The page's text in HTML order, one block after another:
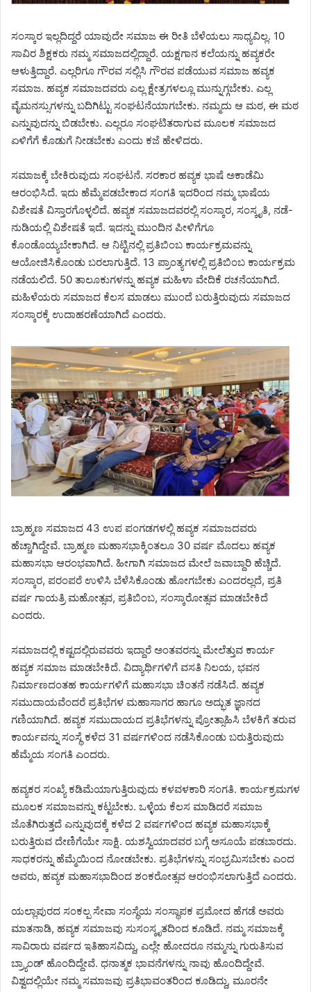
ಸಂಸ್ಕಾರ ಇಲ್ಲದಿದ್ದರೆ ಯಾವುದೇ ಸಮಾಜ ಈ ರೀತಿ ಬೆಳೆಯಲು ಸಾಧ್ಯವಿಲ್ಲ. 10
ಸಾವಿರ ಶಿಕ್ಷಕರು ನಮ್ಮ ಸಮಾಜದಲ್ಲಿದ್ದಾರೆ. ಯಕ್ಷಗಾನ ಕಲೆಯನ್ನು ಹವ್ಯಕರೇ
ಆಳುತ್ತಿದ್ದಾರೆ. ಎಲ್ಲರಿಗೂ ಗೌರವ ಸಲ್ಲಿಸಿ ಗೌರವ ಪಡೆಯುವ ಸಮಾಜ ಹವ್ಯಕ
ಸಮಾಜ. ಹವ್ಯಕ ಸಮಾಜದವರು ಎಲ್ಲ ಕ್ಷೇತ್ರಗಳಲ್ಲೂ ಮುನ್ನುಗ್ಗಬೇಕು. ಎಲ್ಲ
ವೈಮನಸ್ಸುಗಳನ್ನು ಬದಿಗಿಟ್ಟು ಸಂಘಟನೆಯಾಗಬೇಕು. ನಮ್ಮದು ಆ ಮಠ, ಈ ಮಠ
ಎನ್ನುವುದನ್ನು ಬಿಡಬೇಕು. ಎಲ್ಲರೂ ಸಂಘಟಿತರಾಗುವ ಮೂಲಕ ಸಮಾಜದ
ಏಳಿಗೆಗೆ ಕೊಡುಗೆ ನೀಡಬೇಕು ಎಂದು ಕಜೆ ಹೇಳಿದರು.
ಸಮಾಜಕ್ಕೆ ಬೇಕಿರುವುದು ಸಂಘಟನೆ. ಸರಕಾರ ಹವ್ಯಕ ಭಾಷೆ ಅಕಾಡೆಮಿ
ಆರಂಭಿಸಿದೆ. ಇದು ಹೆಮ್ಮೆಪಡಬೇಕಾದ ಸಂಗತಿ ಇದರಿಂದ ನಮ್ಮ ಭಾಷೆಯ
ವಿಶೇಷತೆ ವಿಸ್ತಾರಗೊಳ್ಳಲಿದೆ. ಹವ್ಯಕ ಸಮಾಜದವರಲ್ಲಿ ಸಂಸ್ಕಾರ, ಸಂಸ್ಕೃತಿ, ನಡೆ-
ನುಡಿಯಲ್ಲಿ ವಿಶೇಷತೆ ಇದೆ. ಇದನ್ನು ಮುಂದಿನ ಪೀಳಿಗೆಗೂ
ಕೊಂಡೊಯ್ಯಬೇಕಾಗಿದೆ. ಆ ನಿಟ್ಟಿನಲ್ಲಿ ಪ್ರತಿಬಿಂಬ ಕಾರ್ಯಕ್ರಮವನ್ನು
ಆಯೋಜಿಸಿಕೊಂಡು ಬರಲಾಗುತ್ತಿದೆ. 13 ಪ್ರಾಂತ್ಯಗಳಲ್ಲಿ ಪ್ರತಿಬಿಂಬ ಕಾರ್ಯಕ್ರಮ
ನಡೆಯಲಿದೆ. 50 ತಾಲೂಕುಗಳನ್ನು ಹವ್ಯಕ ಮಹಿಳಾ ವೇದಿಕೆ ರಚನೆಯಾಗಿದೆ.
ಮಹಿಳೆಯರು ಸಮಾಜದ ಕೆಲಸ ಮಾಡಲು ಮುಂದೆ ಬರುತ್ತಿರುವುದು ಸಮಾಜದ
ಸಂಸ್ಕಾರಕ್ಕೆ ಉದಾಹರಣೆಯಾಗಿದೆ ಎಂದರು.
ಬ್ರಾಹ್ಮಣ ಸಮಾಜದ 43 ಉಪ ಪಂಗಡಗಳಲ್ಲಿ ಹವ್ಯಕ ಸಮಾಜದವರು
ಹೆಚ್ಚಾಗಿದ್ದೇವೆ. ಬ್ರಾಹ್ಮಣ ಮಹಾಸಭಾಕ್ಕಿಂತಲೂ 30 ವರ್ಷ ಮೊದಲು ಹವ್ಯಕ
ಮಹಾಸಭಾ ಆರಂಭವಾಗಿದೆ. ಹೀಗಾಗಿ ಸಮಾಜದ ಮೇಲೆ ಜವಾಬ್ದಾರಿ ಹೆಚ್ಚಿದೆ.
ಸಂಸ್ಕಾರ, ಪರಂಪರೆ ಉಳಿಸಿ ಬೆಳೆಸಿಕೊಂಡು ಹೋಗಬೇಕು ಎಂದರಲ್ಲದೆ, ಪ್ರತಿ
ವರ್ಷ ಗಾಯತ್ರಿ ಮಹೋತ್ಸವ, ಪ್ರತಿಬಿಂಬ, ಸಂಸ್ಕಾರೋತ್ಸವ ಮಾಡಬೇಕಿದೆ
ಎಂದರು.
ಸಮಾಜದಲ್ಲಿ ಕಷ್ಟದಲ್ಲಿರುವವರು ಇದ್ದಾರೆ ಅಂತವರನ್ನು ಮೇಲೆತ್ತುವ ಕಾರ್ಯ
ಹವ್ಯಕ ಸಮಾಜ ಮಾಡಬೇಕಿದೆ. ವಿದ್ಯಾರ್ಥಿಗಳಿಗೆ ವಸತಿ ನಿಲಯ, ಭವನ
ನಿರ್ಮಾಣದಂತಹ ಕಾರ್ಯಗಳಿಗೆ ಮಹಾಸಭಾ ಚಿಂತನೆ ನಡೆಸಿದೆ. ಹವ್ಯಕ
ಸಮುದಾಯವೆಂದರೆ ಪ್ರತಿಭೆಗಳ ಮಹಾಸಾಗರ ಹಾಗೂ ಅದ್ಭುತ ಜ್ಞಾನದ
ಗಣಿಯಾಗಿದೆ. ಹವ್ಯಕ ಸಮುದಾಯದ ಪ್ರತಿಭೆಗಳನ್ನು ಪ್ರೋತ್ಸಾಹಿಸಿ ಬೆಳಕಿಗೆ ತರುವ
ಕಾರ್ಯವನ್ನು ಸಂಸ್ಥೆ ಕಳೆದ 31 ವರ್ಷಗಳಿಂದ ನಡೆಸಿಕೊಂಡು ಬರುತ್ತಿರುವುದು
ಹೆಮ್ಮೆಯ ಸಂಗತಿ ಎಂದರು.
ಹವ್ಯಕರ ಸಂಖ್ಯೆ ಕಡಿಮೆಯಾಗುತ್ತಿರುವುದು ಕಳವಳಕಾರಿ ಸಂಗತಿ. ಕಾರ್ಯಕ್ರಮಗಳ
ಮೂಲಕ ಸಮಾಜವನ್ನು ಕಟ್ಟಬೇಕು. ಒಳ್ಳೆಯ ಕೆಲಸ ಮಾಡಿದರೆ ಸಮಾಜ
ಜೊತೆಗಿರುತ್ತದೆ ಎನ್ನುವುದಕ್ಕೆ ಕಳೆದ 2 ವರ್ಷಗಳಿಂದ ಹವ್ಯಕ ಮಹಾಸಭಾಕ್ಕೆ
ಬರುತ್ತಿರುವ ದೇಣಿಗೆಯೇ ಸಾಕ್ಷಿ. ಯಶಸ್ವಿಯಾದವರ ಬಗ್ಗೆ ಅಸೂಯೆ ಪಡಬಾರದು.
ಸಾಧಕರನ್ನು ಹೆಮ್ಮೆಯಿಂದ ನೋಡಬೇಕು. ಪ್ರತಿಭೆಗಳನ್ನು ಸಂಭ್ರಮಿಸಬೇಕು ಎಂದ
ಅವರು, ಹವ್ಯಕ ಮಹಾಸಭಾದಿಂದ ಶಂಕರೋತ್ಸವ ಆರಂಭಿಸಲಾಗುತ್ತಿದೆ ಎಂದರು.
ಯಲ್ಲಾಪುರದ ಸಂಕಲ್ಪ ಸೇವಾ ಸಂಸ್ಥೆಯ ಸಂಸ್ಥಾಪಕ ಪ್ರಮೋದ ಹೆಗಡೆ ಅವರು
ಮಾತನಾಡಿ, ಹವ್ಯಕ ಸಮಾಜವು ಸುಸಂಸ್ಕೃತದಿಂದ ಕೂಡಿದೆ. ನಮ್ಮ ಸಮಾಜಕ್ಕೆ
ಸಾವಿರಾರು ವರ್ಷದ ಇತಿಹಾಸವಿದ್ದು, ಎಲ್ಲೇ ಹೋದರೂ ನಮ್ಮನ್ನು ಗುರುತಿಸುವ
ಬ್ರ‍್ಯಾಂಡ್ ಹೊಂದಿದ್ದೇವೆ. ಧನಾತ್ಮಕ ಭಾವನೆಗಳನ್ನು ನಾವು ಹೊಂದಿದ್ದೇವೆ.
ವಿಶ್ವದಲ್ಲಿಯೇ ನಮ್ಮ ಸಮಾಜವು ಪ್ರತಿಭಾವಂತರಿಂದ ಕೂಡಿದ್ದು, ಮೂರನೇ